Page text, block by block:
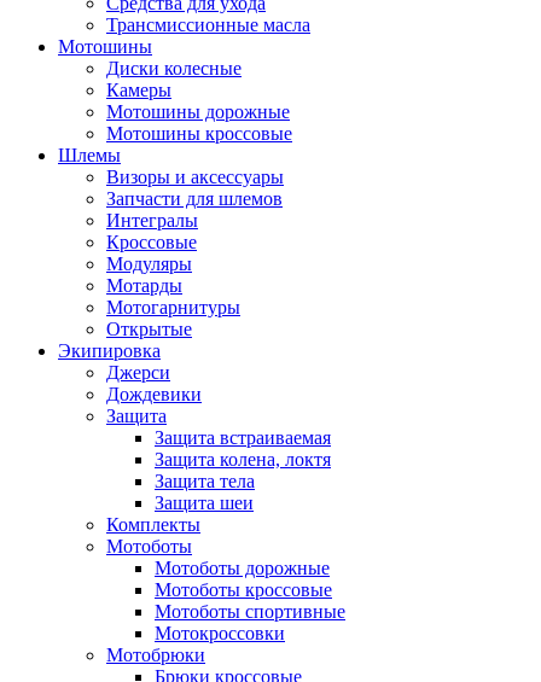
Трансмиссионные масла
Мотошины
Диски колесные
Камеры
Мотошины дорожные
Мотошины кроссовые
Шлемы
Визоры и аксессуары
Запчасти для шлемов
Интегралы
Кроссовые
Модуляры
Мотарды
Мотогарнитуры
Открытые
Экипировка
Джерси
Дождевики
Защита
Защита встраиваемая
Защита колена, локтя
Защита тела
Защита шеи
Комплекты
Мотоботы
Мотоботы дорожные
Мотоботы кроссовые
Мотоботы спортивные
Мотокроссовки
Мотобрюки
Брюки кроссовые